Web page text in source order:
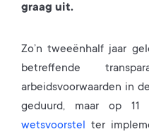
graag uit.
Zo’n tweeënhalf jaar
betreffende
arbeidsvoorwaarden in
geduurd, maar op
wetsvoorstel ter